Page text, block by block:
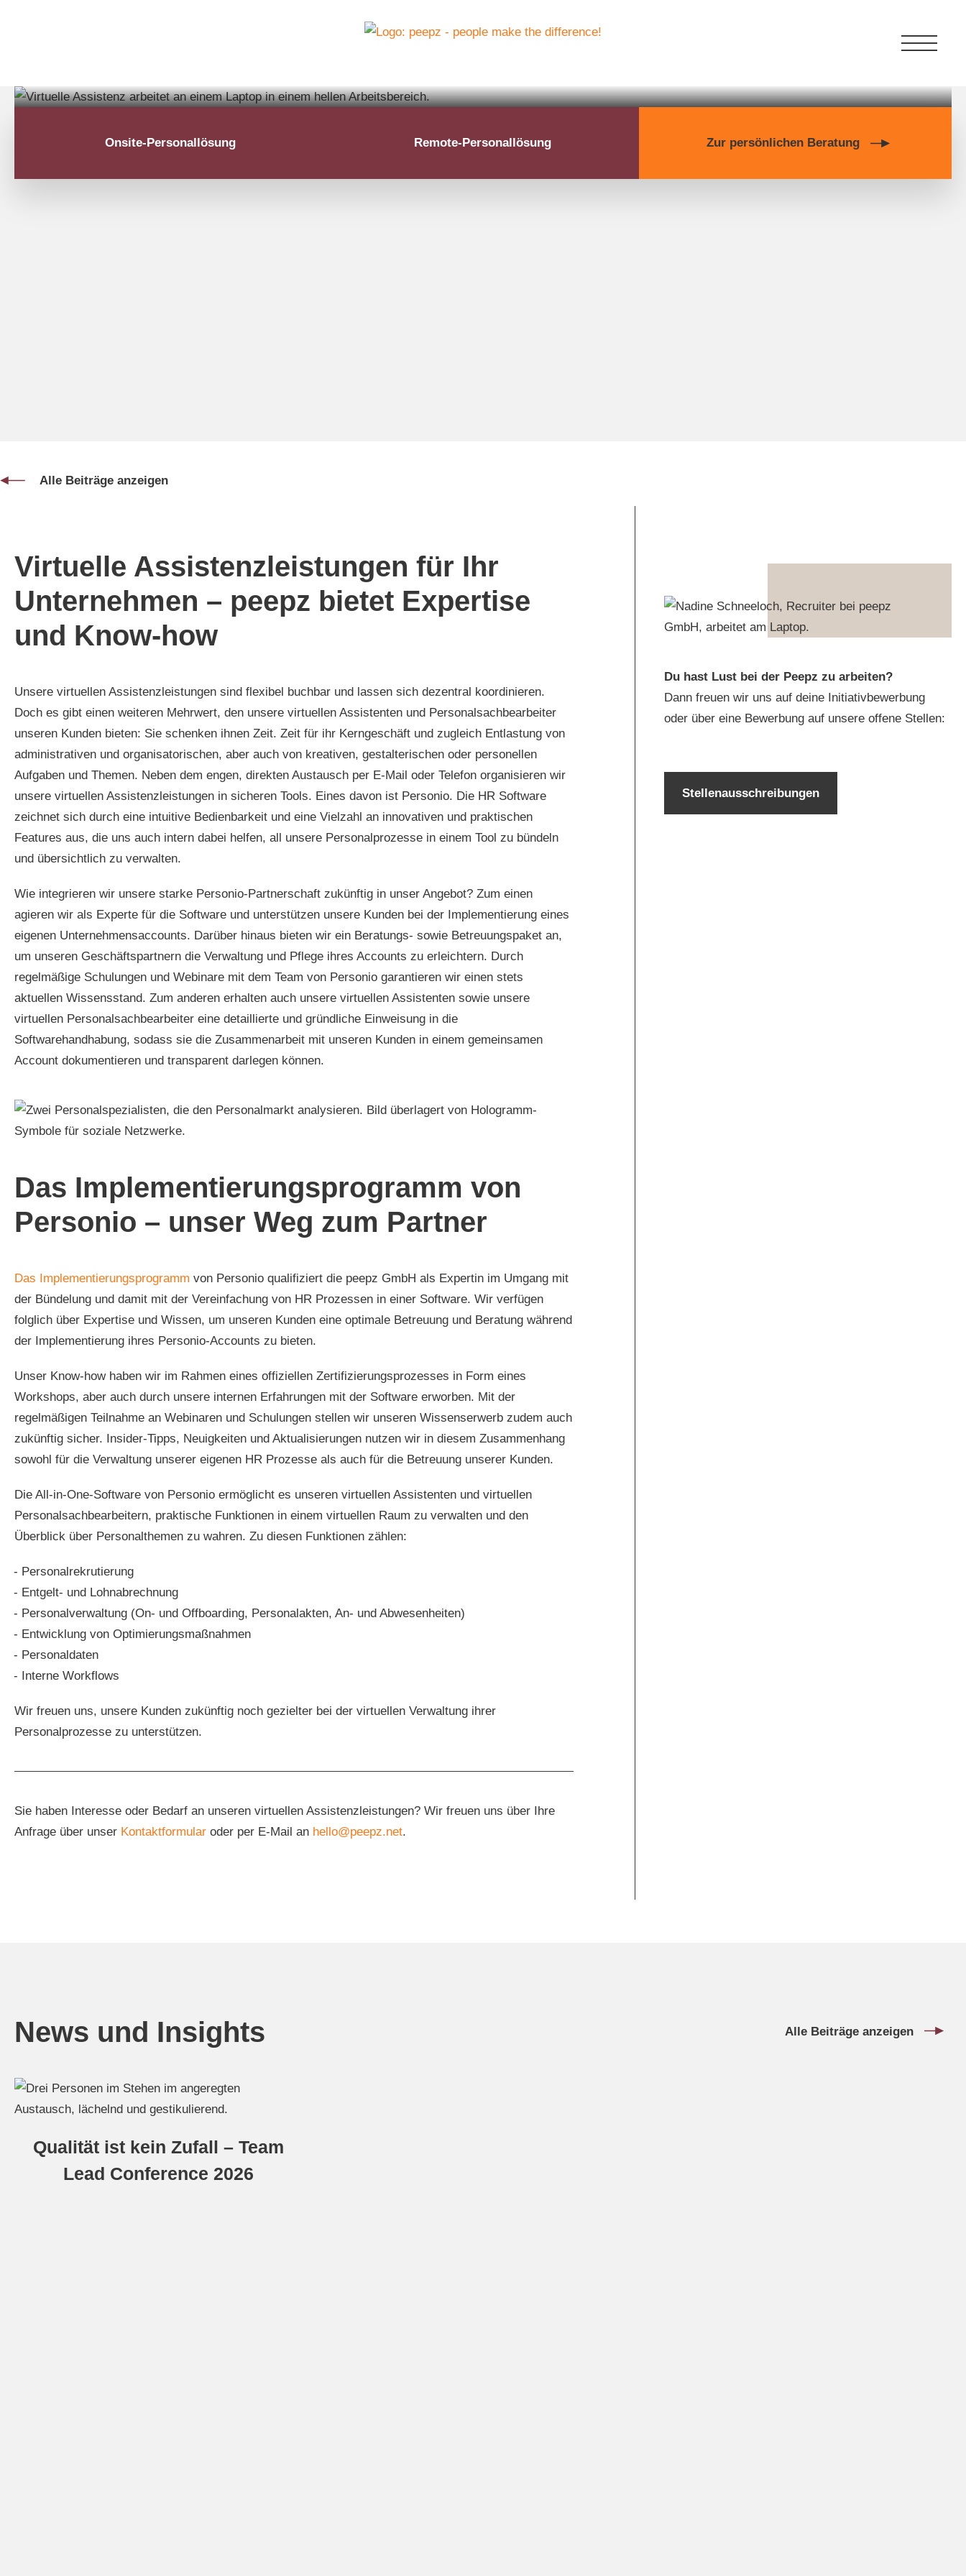
Onsite-Personallösung Remote-Personallösung Zur persönlichen Beratung
Alle Beiträge anzeigen
Virtuelle Assistenzleistungen für Ihr
Unternehmen – peepz bietet Expertise
und Know-how
Unsere virtuellen Assistenzleistungen sind flexibel buchbar und lassen sich dezentral koordinieren.
Doch es gibt einen weiteren Mehrwert, den unsere virtuellen Assistenten und Personalsachbearbeiter
unseren Kunden bieten: Sie schenken ihnen Zeit. Zeit für ihr Kerngeschäft und zugleich Entlastung von
administrativen und organisatorischen, aber auch von kreativen, gestalterischen oder personellen
Aufgaben und Themen. Neben dem engen, direkten Austausch per E-Mail oder Telefon organisieren wir
unsere virtuellen Assistenzleistungen in sicheren Tools. Eines davon ist Personio. Die HR Software
zeichnet sich durch eine intuitive Bedienbarkeit und eine Vielzahl an innovativen und praktischen
Features aus, die uns auch intern dabei helfen, all unsere Personalprozesse in einem Tool zu bündeln
und übersichtlich zu verwalten.
Wie integrieren wir unsere starke Personio-Partnerschaft zukünftig in unser Angebot? Zum einen
agieren wir als Experte für die Software und unterstützen unsere Kunden bei der Implementierung eines
eigenen Unternehmensaccounts. Darüber hinaus bieten wir ein Beratungs- sowie Betreuungspaket an,
um unseren Geschäftspartnern die Verwaltung und Pflege ihres Accounts zu erleichtern. Durch
regelmäßige Schulungen und Webinare mit dem Team von Personio garantieren wir einen stets
aktuellen Wissensstand. Zum anderen erhalten auch unsere virtuellen Assistenten sowie unsere
virtuellen Personalsachbearbeiter eine detaillierte und gründliche Einweisung in die
Softwarehandhabung, sodass sie die Zusammenarbeit mit unseren Kunden in einem gemeinsamen
Account dokumentieren und transparent darlegen können.
Das Implementierungsprogramm von
Personio – unser Weg zum Partner
Das Implementierungsprogramm von Personio qualifiziert die peepz GmbH als Expertin im Umgang mit
der Bündelung und damit mit der Vereinfachung von HR Prozessen in einer Software. Wir verfügen
folglich über Expertise und Wissen, um unseren Kunden eine optimale Betreuung und Beratung während
der Implementierung ihres Personio-Accounts zu bieten.
Unser Know-how haben wir im Rahmen eines offiziellen Zertifizierungsprozesses in Form eines
Workshops, aber auch durch unsere internen Erfahrungen mit der Software erworben. Mit der
regelmäßigen Teilnahme an Webinaren und Schulungen stellen wir unseren Wissenserwerb zudem auch
zukünftig sicher. Insider-Tipps, Neuigkeiten und Aktualisierungen nutzen wir in diesem Zusammenhang
sowohl für die Verwaltung unserer eigenen HR Prozesse als auch für die Betreuung unserer Kunden.
Die All-in-One-Software von Personio ermöglicht es unseren virtuellen Assistenten und virtuellen
Personalsachbearbeitern, praktische Funktionen in einem virtuellen Raum zu verwalten und den
Überblick über Personalthemen zu wahren. Zu diesen Funktionen zählen:
Personalrekrutierung
Entgelt- und Lohnabrechnung
Personalverwaltung (On- und Offboarding, Personalakten, An- und Abwesenheiten)
Entwicklung von Optimierungsmaßnahmen
Personaldaten
Interne Workflows
Wir freuen uns, unsere Kunden zukünftig noch gezielter bei der virtuellen Verwaltung ihrer
Personalprozesse zu unterstützen.
Sie haben Interesse oder Bedarf an unseren virtuellen Assistenzleistungen? Wir freuen uns über Ihre
Anfrage über unser Kontaktformular oder per E-Mail an hello@peepz.net.
Du hast Lust bei der Peepz zu arbeiten?
Dann freuen wir uns auf deine Initiativbewerbung
oder über eine Bewerbung auf unsere offene Stellen:
Stellenausschreibungen
News und Insights Alle Beiträge anzeigen
Qualität ist kein Zufall – Team
Lead Conference 2026